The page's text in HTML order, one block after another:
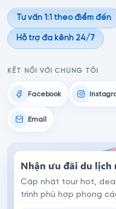
Tư vấn 1:1 theo điểm đến
Hỗ trợ đa kênh 24/7
KẾT NỐI VỚI CHÚNG TÔI
Facebook
Email
Nhận ưu đãi du lịch
Cập nhật tour hot,
trình phù hợp phong